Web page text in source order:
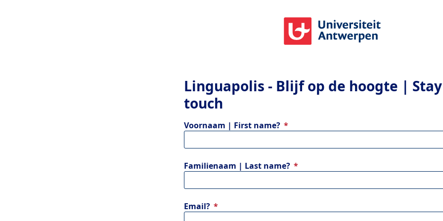
Linguapolis - Blijf op de hoogte |
touch
Voornaam | First name?
Familienaam | Last name?
Email?